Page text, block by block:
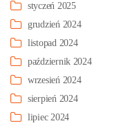
styczeń 2025
grudzień 2024
listopad 2024
październik 2024
wrzesień 2024
sierpień 2024
lipiec 2024